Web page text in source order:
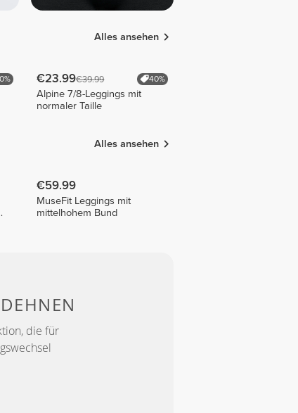
Alles ansehen
€23.99€39.99 40%
Alpine 7/8-Leggings mit
normaler Taille
Alles ansehen
€59.99
MuseFit Leggings mit
mittelhohem Bund
die für